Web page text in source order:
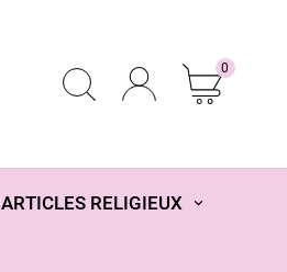
0
ARTICLES RELIGIEUX